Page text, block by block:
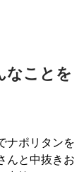
ことを
ナポリタンを
んと中抜きお